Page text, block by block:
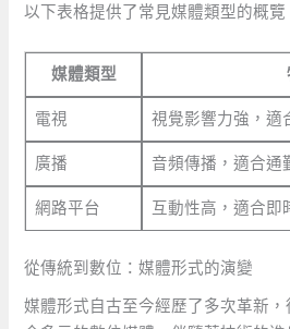
以下表格提供了常見媒體類型的概覽
媒體類型
電視 視覺影響力強，適
廣播 音頻傳播，適合通
網路平台 互動性高，適合即
從傳統到數位：媒體形式的演變
媒體形式自古至今經歷了多次革新